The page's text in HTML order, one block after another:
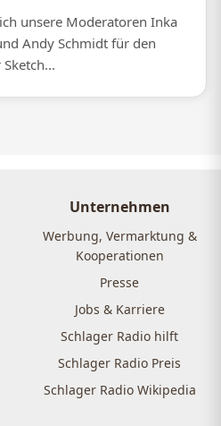
unsere Moderatoren Inka
Andy Schmidt für den
Unternehmen
Werbung, Vermarktung &
Kooperationen
Presse
Jobs & Karriere
Schlager Radio hilft
Schlager Radio Preis
Schlager Radio Wikipedia